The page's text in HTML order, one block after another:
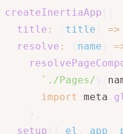
createInertiaApp
title : title =>
resolve : name
` ./Pages/
import
meta
setup
el app